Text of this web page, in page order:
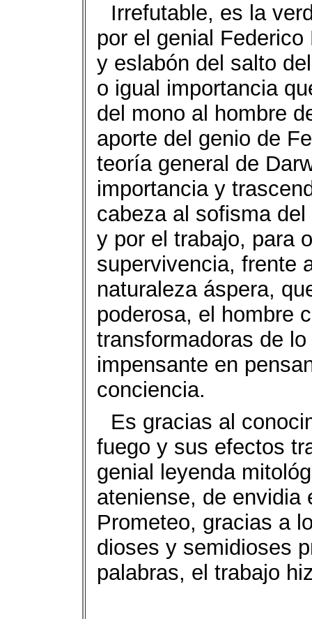
Irrefutable, es la
por el genial
y eslabón del salto
o igual importancia
del mono al hombre
aporte del genio de
teoría general de
importancia y
cabeza al sofisma
y por el trabajo, para
supervivencia, frente
naturaleza áspera,
poderosa, el hombre
transformadoras de
impensante en
conciencia.
Es gracias al
fuego y sus efectos
genial leyenda
ateniense, de envidia
Prometeo, gracias a
dioses y semidioses
palabras, el trabajo